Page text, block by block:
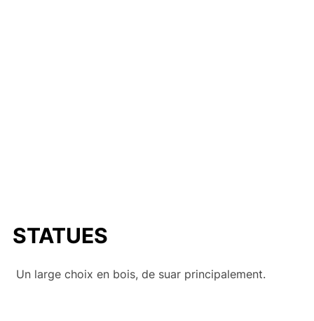
STATUES
Un large choix en bois, de suar principalement.